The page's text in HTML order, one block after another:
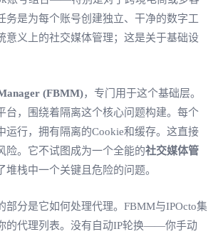
是为每个账号创建独立、干净的数字工
意义上的社交媒体管理；这是关于基础设
(FBMM)，专门用于这个基础层。
台，围绕着隔离这个核心问题构建。每个
运行，拥有隔离的Cookie和缓存。这直接
险。它不试图成为一个全能的社交媒体管
堆栈中一个关键且危险的问题。
部分是它如何处理代理。FBMM与IPOcto集
的代理列表。没有自动IP轮换——你手动